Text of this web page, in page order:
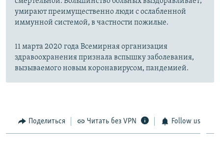
умирают преимущественно люди с ослабленной
иммунной системой, в частности пожилые.
11 марта 2020 года Всемирная организация
здравоохранения признала вспышку заболевания,
вызываемого новым коронавирусом, пандемией.
Поделиться Читать без VPN Follow us